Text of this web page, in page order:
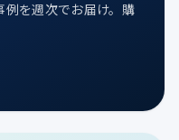
例を週次でお届け。購